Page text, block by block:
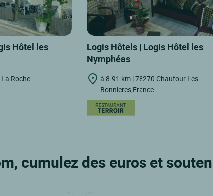
Hôtel les
Roche
Logis Hôtels | Logis Hôtel les
Nymphéas
à 8.91 km | 78270 Chaufour Les
Bonnieres,France
cumulez des euros et